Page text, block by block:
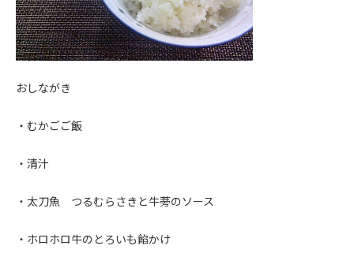
おしながき
・むかごご飯
・清汁
・太刀魚 つるむらさきと牛蒡のソース
・ホロホロ牛のとろいも餡かけ